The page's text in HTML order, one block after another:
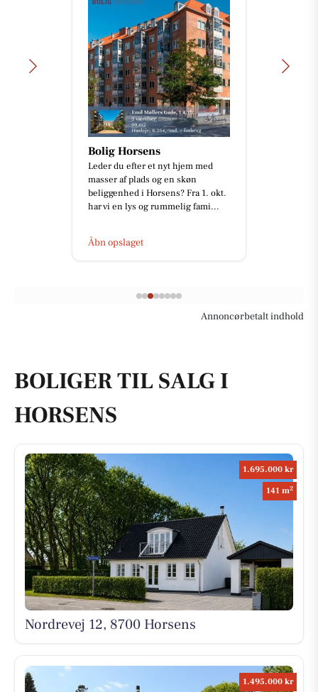
Bolig Horsens
Leder du efter et nyt hjem med
masser af plads og en skøn
beliggenhed i Horsens? Fra 1. okt.
har vi en lys og rummelig fami...
Åbn opslaget
Annoncørbetalt indhold
BOLIGER TIL SALG I
HORSENS
1.695.000 kr
141 m2
Nordrevej 12, 8700 Horsens
1.495.000 kr